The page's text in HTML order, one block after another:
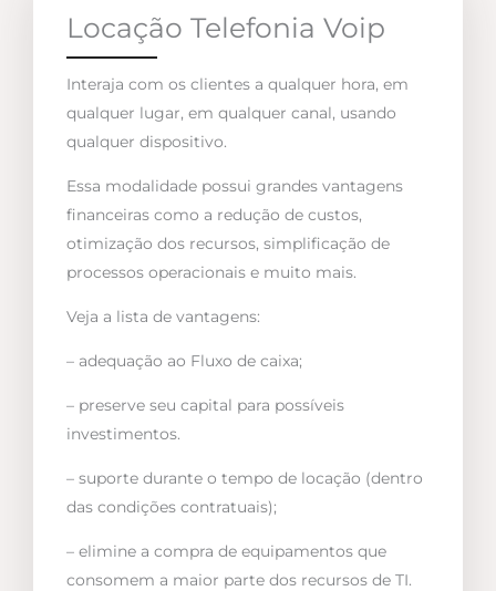
Locação Telefonia Voip
Interaja com os clientes a qualquer hora, em
qualquer lugar, em qualquer canal, usando
qualquer dispositivo.
Essa modalidade possui grandes vantagens
financeiras como a redução de custos,
otimização dos recursos, simplificação de
processos operacionais e muito mais.
Veja a lista de vantagens:
– adequação ao Fluxo de caixa;
– preserve seu capital para possíveis
investimentos.
– suporte durante o tempo de locação (dentro
das condições contratuais);
– elimine a compra de equipamentos que
consomem a maior parte dos recursos de TI.